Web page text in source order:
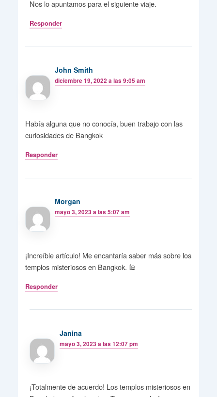
Nos lo apuntamos para el siguiente viaje.
Responder
John Smith
diciembre 19, 2022 a las 9:05 am
Había alguna que no conocía, buen trabajo con las
curiosidades de Bangkok
Responder
Morgan
mayo 3, 2023 a las 5:07 am
¡Increíble artículo! Me encantaría saber más sobre los
templos misteriosos en Bangkok. 🕌
Responder
Janina
mayo 3, 2023 a las 12:07 pm
¡Totalmente de acuerdo! Los templos misteriosos en